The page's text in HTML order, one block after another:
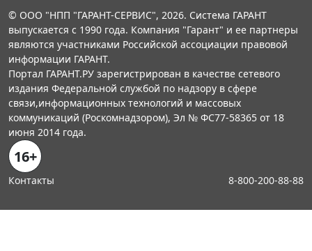
© ООО "НПП "ГАРАНТ-СЕРВИС", 2026. Система ГАРАНТ
выпускается с 1990 года. Компания "Гарант" и ее партнеры
являются участниками Российской ассоциации правовой
информации ГАРАНТ.
Портал ГАРАНТ.РУ зарегистрирован в качестве сетевого
издания Федеральной службой по надзору в сфере
связи,информационных технологий и массовых
коммуникаций (Роскомнадзором), Эл № ФС77-58365 от 18
июня 2014 года.
16+
Контакты 8-800-200-88-88